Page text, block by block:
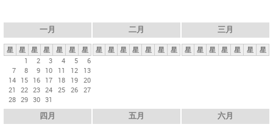
一月
星 星 星 星 星 星
星
1
2 3 4 5
6
7
8 9 10 11 12
13
14 15 16 17 18 19 20
21
22 23 24 25 26 27
28 29 30 31
二月
星 星 星 星 星 星 星
三月
星 星 星 星 星 星 星
四月 五月 六月